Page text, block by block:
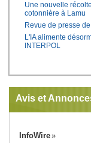
Une nouvelle
cotonnière à Lamu
Revue de presse
L'IA alimente
INTERPOL
Avis et
InfoWire